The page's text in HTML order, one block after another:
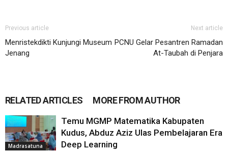
Previous article
Menristekdikti Kunjungi Museum
Jenang
Next article
PCNU Gelar Pesantren Ramadan
At-Taubah di Penjara
RELATED ARTICLES MORE FROM AUTHOR
Madrasatuna
Temu MGMP Matematika Kabupaten
Kudus, Abduz Aziz Ulas Pembelajaran Era
Deep Learning